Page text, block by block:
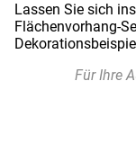
Lassen Sie sich
Flächenvorhang-
Für Ihre